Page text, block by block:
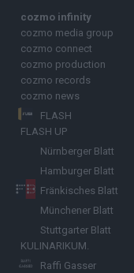
cozmo infinity
cozmo media group
cozmo connect
cozmo production
cozmo records
cozmo news
FLASH
FLASH UP
Nürnberger Blatt
Hamburger Blatt
Fränkisches Blatt
Münchener Blatt
Stuttgarter Blatt
KULINARIKUM.
Raffi Gasser